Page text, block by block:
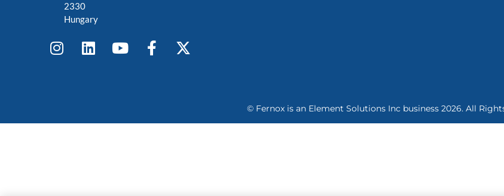
2330
Hungary
© Fernox is an Element Solutions Inc business 2026. All